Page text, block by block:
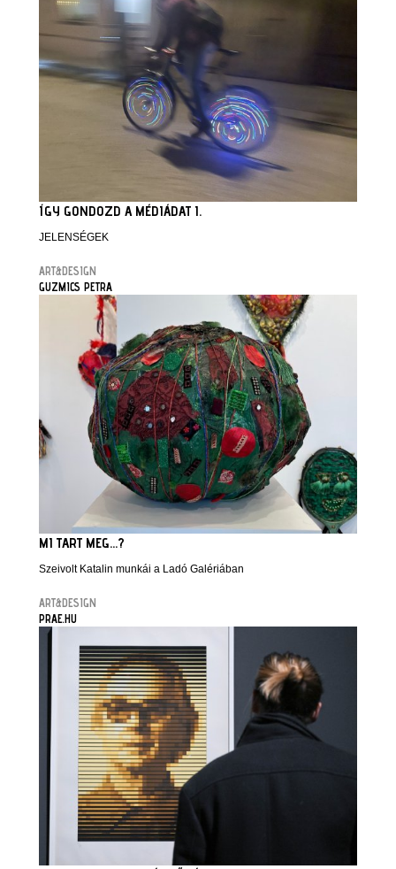
ÍGY GONDOZD A MÉDIÁDAT I.
JELENSÉGEK
ART&DESIGN
GUZMICS PETRA
MI TART MEG...?
Szeivolt Katalin munkái a Ladó Galériában
ART&DESIGN
PRAE.HU